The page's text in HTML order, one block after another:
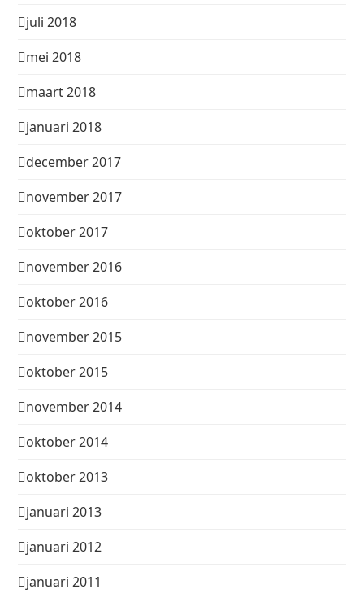
juli 2018
mei 2018
maart 2018
januari 2018
december 2017
november 2017
oktober 2017
november 2016
oktober 2016
november 2015
oktober 2015
november 2014
oktober 2014
oktober 2013
januari 2013
januari 2012
januari 2011